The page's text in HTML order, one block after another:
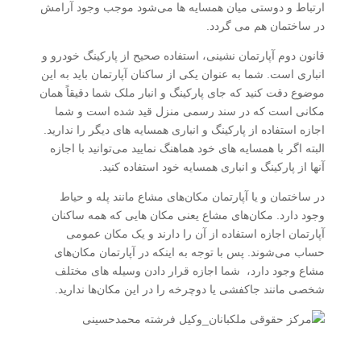
ارتباط و دوستی میان همسایه‌ ها می‌شود موجب وجود آرامش
در ساختمان هم می گردد.
قانون دوم آپارتمان نشینی، استفاده صحیح از پارکینگ خودرو و
انباری است. شما به عنوان یکی از ساکنان آپارتمان باید به این
موضوع دقت کنید که جای پارکینگ و انبار ملک شما دقیقاً همان
مکانی است که در سند رسمی منزل قید شده است و شما
اجازه استفاده از پارکینگ و انباری همسایه های دیگر را ندارید.
البته اگر با همسایه های خود هماهنگ نمایید می‌توانید با اجازه
آنها از پارکینگ و انباری همسایه خود استفاده کنید.
در ساختمان و یا آپارتمان مکان‌های مشاع مانند پله و حیاط
وجود دارد. مکان‌های مشاع یعنی مکان ‌هایی که همه ساکنان
آپارتمان اجازه استفاده از آن را دارند و یک مکان عمومی
حساب می‌شوند. پس با توجه به اینکه در آپارتمان مکان‌های
مشاع وجود دارد، شما اجازه قرار دادن وسیله‌‌ های مختلف
شخصی مانند جاکفشی یا دوچرخه را در این مکان‌ها ندارید.